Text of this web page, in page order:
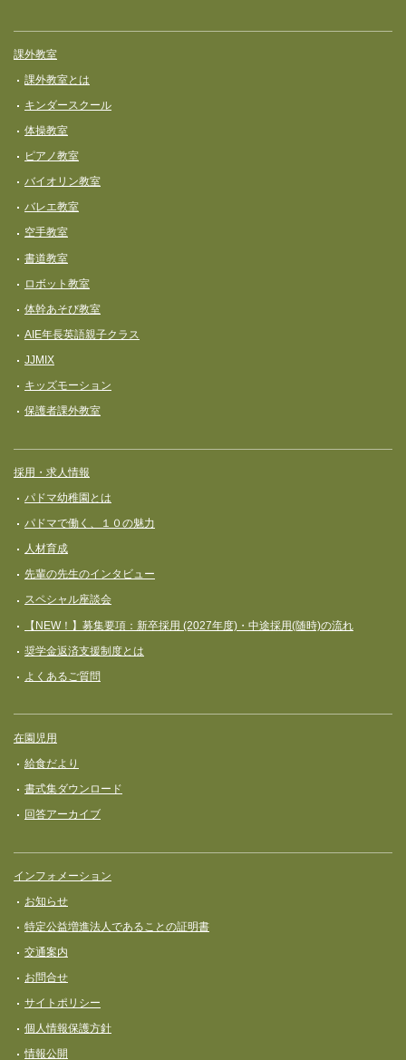
課外教室
課外教室とは
キンダースクール
体操教室
ピアノ教室
バイオリン教室
バレエ教室
空手教室
書道教室
ロボット教室
体幹あそび教室
AIE年長英語親子クラス
JJMIX
キッズモーション
保護者課外教室
採用・求人情報
パドマ幼稚園とは
パドマで働く、１０の魅力
人材育成
先輩の先生のインタビュー
スペシャル座談会
【NEW！】募集要項：新卒採用 (2027年度)・中途採用(随時)の流れ
奨学⾦返済⽀援制度とは
よくあるご質問
在園児用
給食だより
書式集ダウンロード
回答アーカイブ
インフォメーション
お知らせ
特定公益増進法人であることの証明書
交通案内
お問合せ
サイトポリシー
個人情報保護方針
情報公開